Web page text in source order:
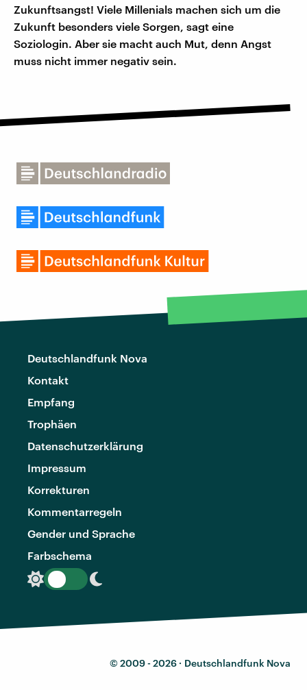
Zukunftsangst! Viele Millenials machen sich um die
Zukunft besonders viele Sorgen, sagt eine
Soziologin. Aber sie macht auch Mut, denn Angst
muss nicht immer negativ sein.
Deutschlandfunk Nova
Kontakt
Empfang
Trophäen
Datenschutzerklärung
Impressum
Korrekturen
Kommentarregeln
Gender und Sprache
Farbschema
© 2009 - 2026 · Deutschlandfunk Nova